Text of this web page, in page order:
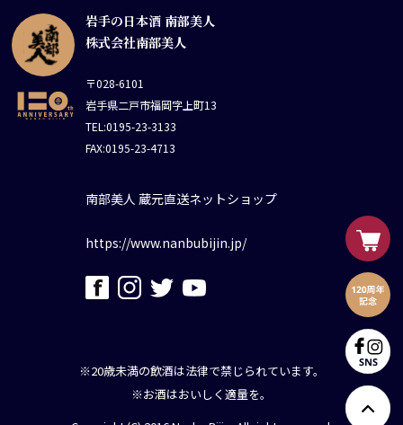
岩手の日本酒 南部美人
株式会社南部美人
〒028-6101
岩手県二戸市福岡字上町13
TEL:0195-23-3133
FAX:0195-23-4713
南部美人 蔵元直送ネットショップ
https://www.nanbubijin.jp/
※20歳未満の飲酒は法律で禁じられています。
※お酒はおいしく適量を。